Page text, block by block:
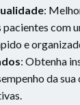
:
pacientes com
e
: Obtenha
da